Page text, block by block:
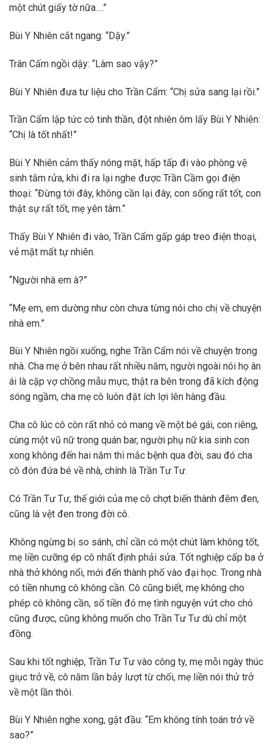
một chút giấy tờ nữa….”
Bùi Y Nhiên cắt ngang: “Dậy.”
Trân Cấm ngồi dậy: “Làm sao vậy?”
Bùi Y Nhiên đưa tư liệu cho Trần Cẩm: “Chị sửa sang lại rồi.”
Trần Cẩm lập tức có tinh thần, đột nhiên ôm lấy Bùi Y Nhiên:
“Chị là tốt nhất!”
Bùi Y Nhiên cảm thấy nóng mặt, hấp tấp đi vào phòng vệ
sinh tắm rửa, khi đi ra lại nghe được Trần Cầm gọi điện
thoại: “Đừng tới đây, không cần lại đây, con sống rất tốt, con
thật sự rất tốt, mẹ yên tâm.”
Thấy Bùi Y Nhiên đi vào, Trần Cẩm gấp gáp treo điện thoại,
vẻ mặt mất tự nhiên.
“Người nhà em à?”
“Mẹ em, em dường như còn chưa từng nói cho chị về chuyện
nhà em.”
Bùi Y Nhiên ngồi xuống, nghe Trần Cẩm nói về chuyện trong
nhà. Cha mẹ ở bên nhau rất nhiều năm, người ngoài nói họ ân
ái là cặp vợ chồng mẫu mực, thật ra bên trong đã kích động
sóng ngầm, cha mẹ cô luôn đặt ích lợi lên hàng đầu.
Cha cô lúc cô còn rất nhỏ có mang về một bé gái, con riêng,
cùng một vũ nữ trong quán bar, người phụ nữ kia sinh con
xong không đến hai năm thì mắc bệnh qua đời, sau đó cha
cô đón đứa bé về nhà, chính là Trần Tư Tư.
Có Trần Tư Tư, thế giới của mẹ cô chợt biến thành đêm đen,
cũng là vệt đen trong đời cô.
Không ngừng bị so sánh, chỉ cần có một chút làm không tốt,
mẹ liền cưỡng ép cô nhất định phải sửa. Tốt nghiệp cấp ba ở
nhà thở không nổi, mới đến thành phố vào đại học. Trong nhà
có tiền nhưng cô không cần. Cô cũng biết, mẹ không cho
phép cô không cần, số tiền đó mẹ tình nguyện vứt cho chó
cũng được, cũng không muốn cho Trần Tư Tư dù chỉ một
đồng.
Sau khi tốt nghiệp, Trần Tư Tư vào công ty, mẹ mỗi ngày thúc
giục trở về, cô năm lần bảy lượt từ chối, mẹ liền nói thử trở
về một lần thôi.
Bùi Y Nhiên nghe xong, gật đầu: “Em không tính toán trở về
sao?”